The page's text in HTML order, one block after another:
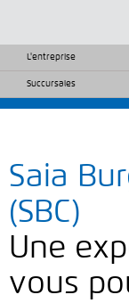
L'entreprise
Succursales
Saia
(SBC)
Une
vous